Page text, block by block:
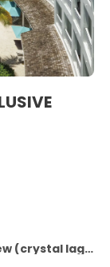
luxury room, 1 bedroom, garden view (crystal lagoon luxury honeymoon room)